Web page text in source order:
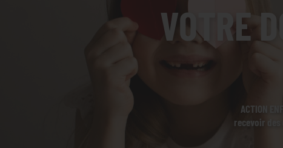
VOTRE
ACTION
recevoir